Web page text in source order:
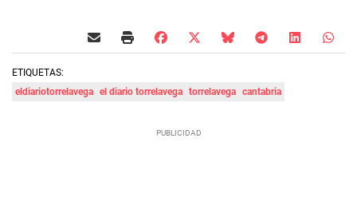
ETIQUETAS:
eldiariotorrelavega el diario torrelavega torrelavega cantabria